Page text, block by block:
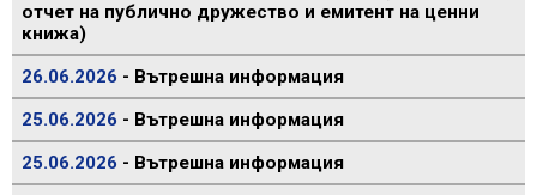
отчет на публично дружество и емитент на ценни
книжа)
26.06.2026 - Вътрешна информация
25.06.2026 - Вътрешна информация
25.06.2026 - Вътрешна информация